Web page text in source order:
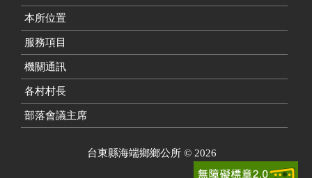
本所位置
服務項目
機關通訊
各村村長
部落會議主席
台東縣海端鄉鄉公所 © 2026